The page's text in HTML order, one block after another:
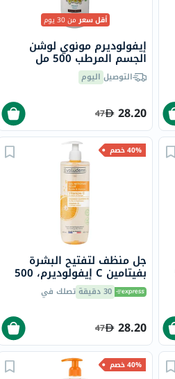
أقل سعرمن 30 يوم
إيفولوديرم مونوي لوشن
الجسم المرطب 500 مل
18341
التوصيل اليوم
28.20
47
40% خصم
جل منظف لتفتيح البشرة
بفيتامين C إيفولوديرم، 500
مل 30 دقيقة تصلك في
28.20
47
40% خصم